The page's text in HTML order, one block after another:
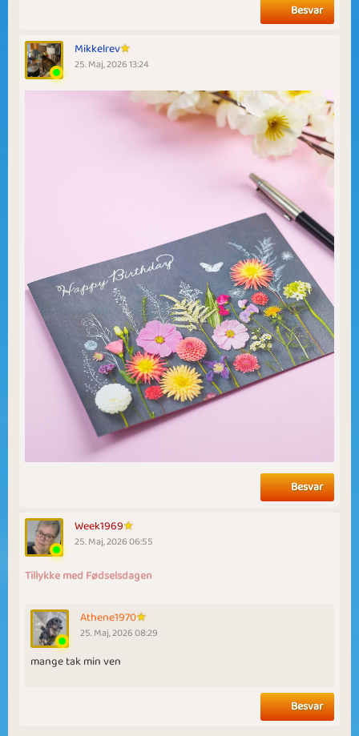
Besvar
Mikkelrev
25. Maj, 2026 13:24
Besvar
Week1969
25. Maj, 2026 06:55
Tillykke med Fødselsdagen
Athene1970
25. Maj, 2026 08:29
mange tak min ven
Besvar